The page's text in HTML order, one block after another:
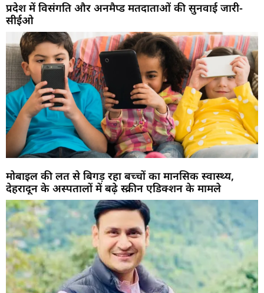
प्रदेश में विसंगति और अनमैप्ड मतदाताओं की सुनवाई जारी-
सीईओ
मोबाइल की लत से बिगड़ रहा बच्चों का मानसिक स्वास्थ्य,
देहरादून के अस्पतालों में बढ़े स्क्रीन एडिक्शन के मामले